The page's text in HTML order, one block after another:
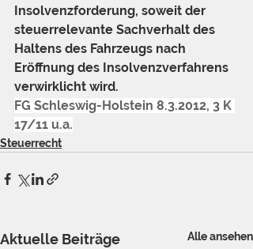
Insolvenzforderung, soweit der
steuerrelevante Sachverhalt des
Haltens des Fahrzeugs nach
Eröffnung des Insolvenzverfahrens
verwirklicht wird.
FG Schleswig-Holstein 8.3.2012, 3 K
17/11 u.a.
Steuerrecht
Aktuelle Beiträge Alle ansehen